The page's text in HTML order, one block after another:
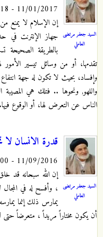
السيد جعفر مرتضى
العاملي
11/01/2017 - 18:18
إن الإسلام لا يمنع
جهاز الإنترنت في
بالطريقة
تقدمها، أو من وسائل تيسير الأمور
وإفساد، بحيث لا تكون له جهة
واللهو, ونحوها .. فتلك هي
الناس عن التعرض لها، أو الوقوع فيها.
السيد جعفر مرتضى
العاملي
قدرة الانسان لا
11/09/2016 - 15:00
إن الله سبحانه قد
، وأفسح له في
يمارس ذلك إنما
أن يكون مختاراً مريداً ، متعرضاً حتى